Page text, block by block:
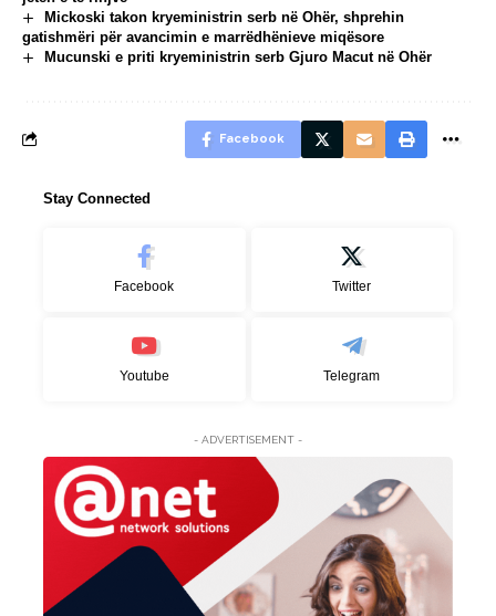
Mickoski takon kryeministrin serb në Ohër, shprehin
gatishmëri për avancimin e marrëdhënieve miqësore
Mucunski e priti kryeministrin serb Gjuro Macut në Ohër
Facebook
Stay Connected
Facebook Twitter
Youtube Telegram
- ADVERTISEMENT -